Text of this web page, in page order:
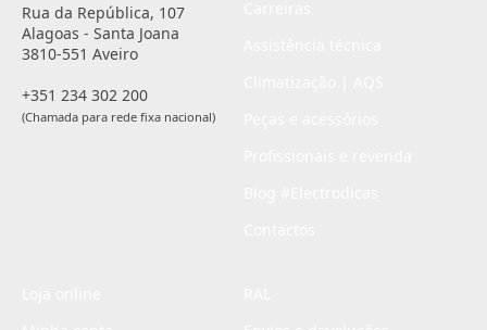
Rua da República, 107
Alagoas - Santa Joana
3810-551 Aveiro
+351 234 302 200
(Chamada para rede fixa nacional)